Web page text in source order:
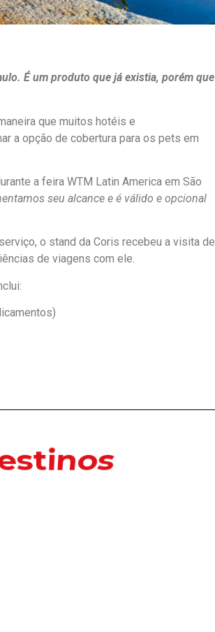
É um produto que já existia, porém que
que muitos hotéis e
a opção de cobertura para os pets em
a feira WTM Latin America em São
seu alcance e é válido e opcional
o stand da Coris recebeu a visita de
de viagens com ele.